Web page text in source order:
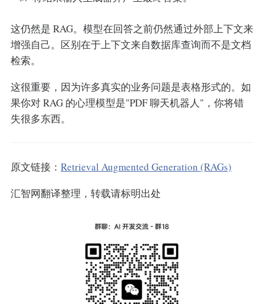
这仍然是 RAG。模型在回答之前仍然通过外部上下文来
增强自己。区别在于上下文来自数据库查询而不是文档
检索。
这很重要，因为许多真实的业务问题是表格形式的。如
果你对 RAG 的心理模型是"PDF 聊天机器人"，你将错
失很多东西。
原文链接： Retrieval Augmented Generation (RAGs)
汇智网翻译整理，转载请标明出处